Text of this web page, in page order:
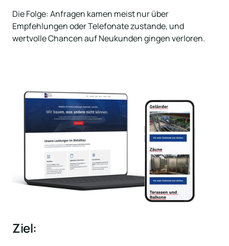
Die Folge: Anfragen kamen meist nur über
Empfehlungen oder Telefonate zustande, und
wertvolle Chancen auf Neukunden gingen verloren.
Ziel: